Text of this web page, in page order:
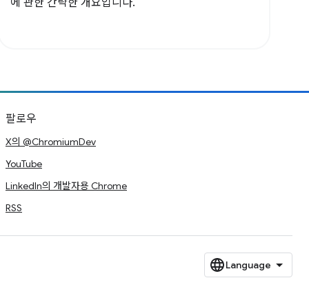
에 관한 간략한 개요입니다.
팔로우
X의 @ChromiumDev
YouTube
LinkedIn의 개발자용 Chrome
RSS